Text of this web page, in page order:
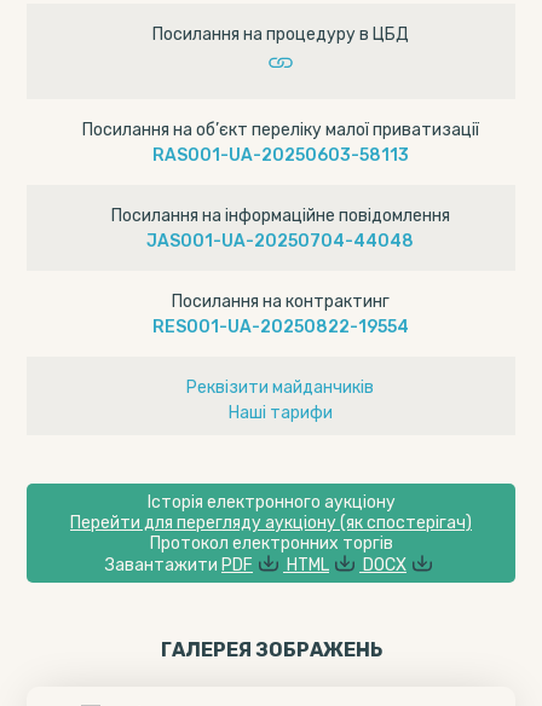
Посилання на процедуру в ЦБД
Посилання на об’єкт переліку малої приватизації
RAS001-UA-20250603-58113
Посилання на інформаційне повідомлення
JAS001-UA-20250704-44048
Посилання на контрактинг
RES001-UA-20250822-19554
Реквізити майданчиків
Наші тарифи
Історія електронного аукціону
Перейти для перегляду аукціону (як спостерігач)
Протокол електронних торгів
Завантажити PDF HTML DOCX
ГАЛЕРЕЯ ЗОБРАЖЕНЬ